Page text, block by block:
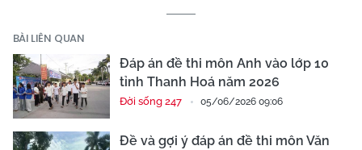
BÀI LIÊN QUAN
Đáp án đề thi môn Anh vào lớp 10
tỉnh Thanh Hoá năm 2026
Đời sống 247 05/06/2026 09:06
Đề và gợi ý đáp án đề thi môn Văn